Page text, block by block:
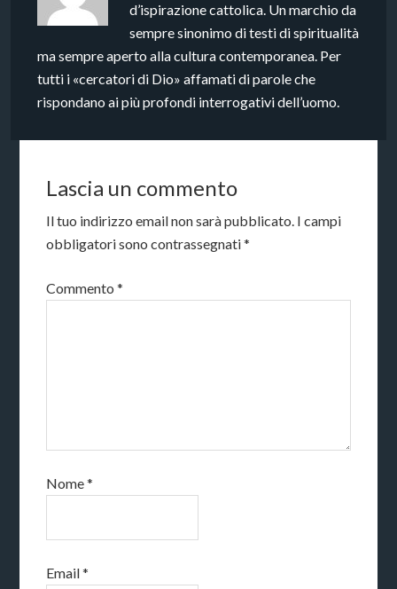
d’ispirazione cattolica. Un marchio da
sempre sinonimo di testi di spiritualità
ma sempre aperto alla cultura contemporanea. Per
tutti i «cercatori di Dio» affamati di parole che
rispondano ai più profondi interrogativi dell’uomo.
Lascia un commento
Il tuo indirizzo email non sarà pubblicato. I campi
obbligatori sono contrassegnati*
Commento*
Nome*
Email*